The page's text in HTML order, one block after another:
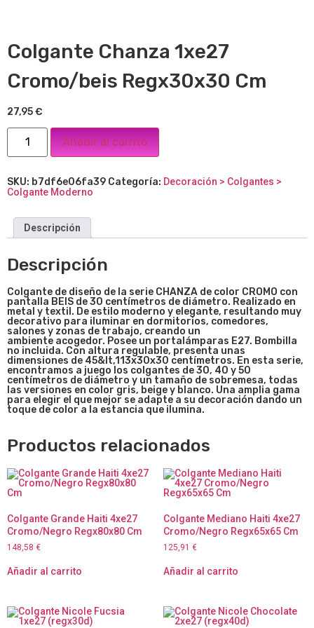
Colgante Chanza 1xe27
Cromo/beis Regx30x30 Cm
27,95€
Añadir al carrito
SKU: b7df6e06fa39 Categoría: Decoración > Colgantes >
Colgante Moderno
Descripción
Descripción
Colgante de diseño de la serie CHANZA de color CROMO con
pantalla BEIS de 30 centímetros de diámetro. Realizado en
metal y textil. De estilo moderno y elegante, resultando muy
decorativo para iluminar en dormitorios, comedores,
salones y zonas de trabajo, creando un
ambiente acogedor. Posee un portalámparas E27. Bombilla
no incluida. Con altura regulable, presenta unas
dimensiones de 45&lt,113x30x30 centímetros. En esta serie,
encontramos a juego los colgantes de 30, 40 y 50
centímetros de diámetro y un tamaño de sobremesa, todas
las versiones en color gris, beige y blanco. Una amplia gama
para elegir el que mejor se adapte a su decoración dando un
toque de color a la estancia que ilumina.
Productos relacionados
Colgante Grande Haiti 4xe27
Cromo/Negro Regx80x80 Cm
148,58 €
Añadir al carrito
Colgante Mediano Haiti 4xe27
Cromo/Negro Regx65x65 Cm
125,91 €
Añadir al carrito